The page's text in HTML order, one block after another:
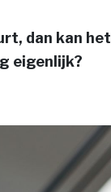
dan kan het
eigenlijk?